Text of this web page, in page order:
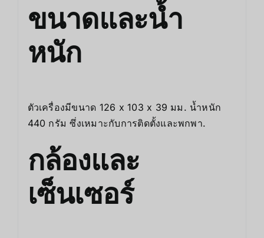
ขนาดและน้ำ
หนัก
ตัวเครื่องมีขนาด 126 x 103 x 39 มม. น้ำหนัก
440 กรัม ซึ่งเหมาะกับการติดตั้งและพกพา.
กล้องและ
เซ็นเซอร์